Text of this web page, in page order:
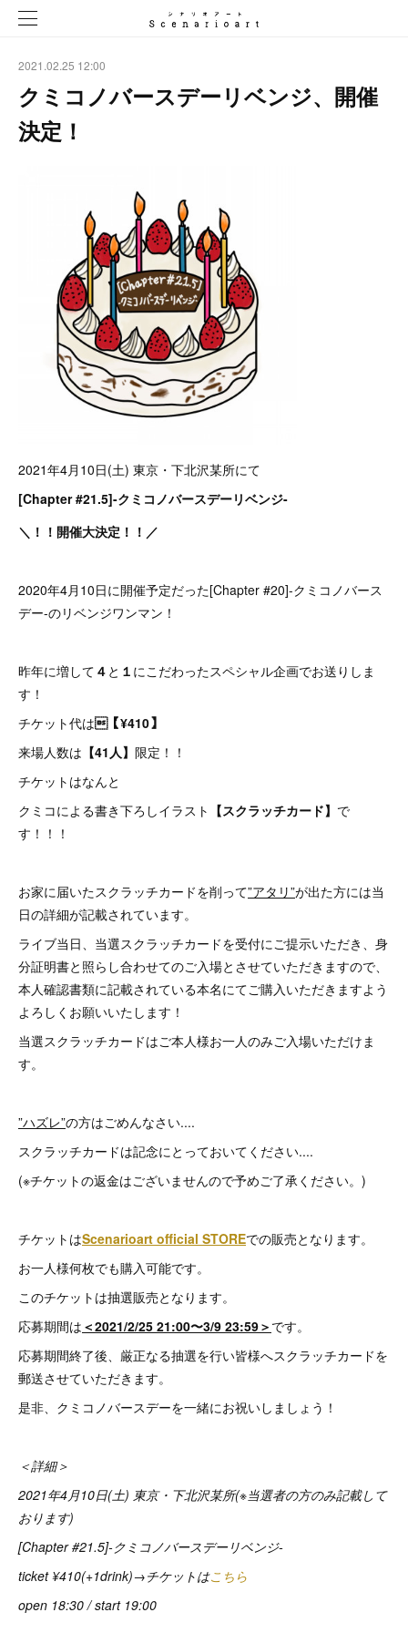
2021.02.25 12:00
クミコノバースデーリベンジ、開催
決定！
2021年4月10日(土) 東京・下北沢某所にて
[Chapter #21.5]-クミコノバースデーリベンジ-
＼！！開催大決定！！／
2020年4月10日に開催予定だった[Chapter #20]-クミコノバース
デー-のリベンジワンマン！
昨年に増して ４ と １ にこだわったスペシャル企画でお送りしま
す！
チケット代は【¥410】
来場人数は 【41人】 限定！！
チケットはなんと
クミコによる書き下ろしイラスト 【スクラッチカード】 で
す！！！
お家に届いたスクラッチカードを削って”アタリ”が出た方には当
日の詳細が記載されています。
ライブ当日、当選スクラッチカードを受付にご提示いただき、身
分証明書と照らし合わせてのご入場とさせていただきますので、
本人確認書類に記載されている本名にてご購入いただきますよう
よろしくお願いいたします！
当選スクラッチカードはご本人様お一人のみご入場いただけま
す。
”ハズレ”の方はごめんなさい....
スクラッチカードは記念にとっておいてください....
(※チケットの返金はございませんので予めご了承ください。)
チケットはScenarioart official STOREでの販売となります。
お一人様何枚でも購入可能です。
このチケットは抽選販売となります。
応募期間は ＜2021/2/25 21:00〜3/9 23:59＞ です。
応募期間終了後、厳正なる抽選を行い皆様へスクラッチカードを
郵送させていただきます。
是非、クミコノバースデーを一緒にお祝いしましょう！
＜詳細＞
2021年4月10日(土) 東京・下北沢某所(※当選者の方のみ記載して
おります)
[Chapter #21.5]-クミコノバースデーリベンジ-
ticket ¥410(+1drink)→チケットはこちら
open 18:30 / start 19:00